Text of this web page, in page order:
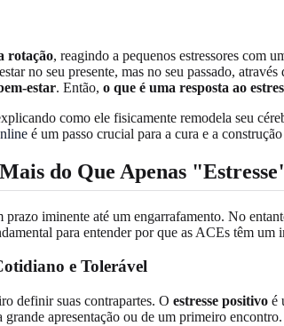
rotação, reagindo a pequenos estressores com
no seu presente, mas no seu passado,
estar. Então, o que é uma resposta ao
como ele fisicamente remodela seu
é um passo crucial para a cura e a
do Que Apenas
iminente até um engarrafamento. No
para entender por que as ACEs têm
e Tolerável
definir suas contrapartes. O estresse positivo é
apresentação ou de um primeiro